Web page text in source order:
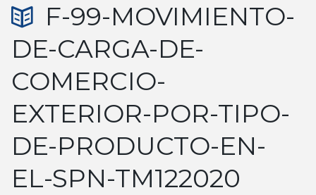
F-99-MOVIMIENTO-
DE-CARGA-DE-
COMERCIO-
EXTERIOR-POR-TIPO-
DE-PRODUCTO-EN-
EL-SPN-TM122020